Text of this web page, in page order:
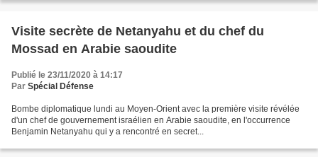
Visite secrète de Netanyahu et du chef du
Mossad en Arabie saoudite
Publié le 23/11/2020 à 14:17
Par Spécial Défense
Bombe diplomatique lundi au Moyen-Orient avec la première visite révélée
d'un chef de gouvernement israélien en Arabie saoudite, en l'occurrence
Benjamin Netanyahu qui y a rencontré en secret...